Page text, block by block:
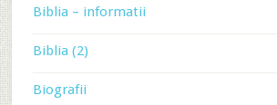
Biblia – informatii
Biblia (2)
Biografii